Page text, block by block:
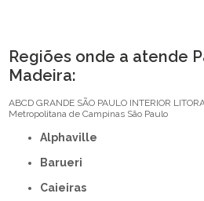
Regiões onde a atende
Madeira:
ABCD GRANDE SÃO PAULO INTERIOR
Metropolitana de Campinas São Paulo
Alphaville
Barueri
Caieiras